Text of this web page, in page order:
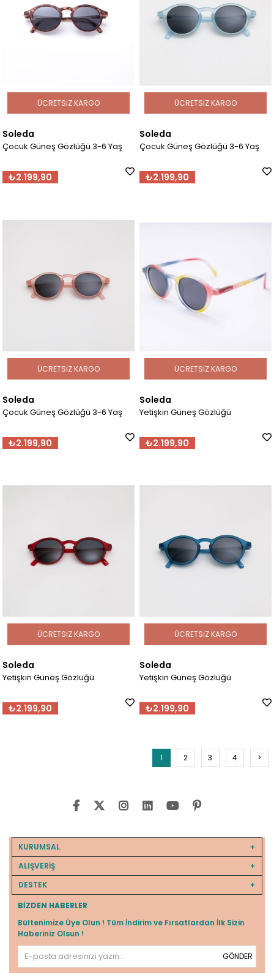
Soleda
Çocuk Güneş Gözlüğü 3-6 Yaş
₺2.199,90
ÜCRETSIZ KARGO
Soleda
Çocuk Güneş Gözlüğü 3-6 Yaş
₺2.199,90
ÜCRETSIZ KARGO
Soleda
Çocuk Güneş Gözlüğü 3-6 Yaş
₺2.199,90
ÜCRETSIZ KARGO
Soleda
Yetişkin Güneş Gözlüğü
₺2.199,90
ÜCRETSIZ KARGO
Soleda
Yetişkin Güneş Gözlüğü
₺2.199,90
ÜCRETSIZ KARGO
Soleda
Yetişkin Güneş Gözlüğü
₺2.199,90
ÜCRETSIZ KARGO
1 2 3 4 >
KURUMSAL
ALIŞVERİŞ
DESTEK
BIZDEN HABERLER
Bültenimize Üye Olun ! Tüm İndirim ve Fırsatlardan İlk Sizin
Haberiniz Olsun !
GÖNDER